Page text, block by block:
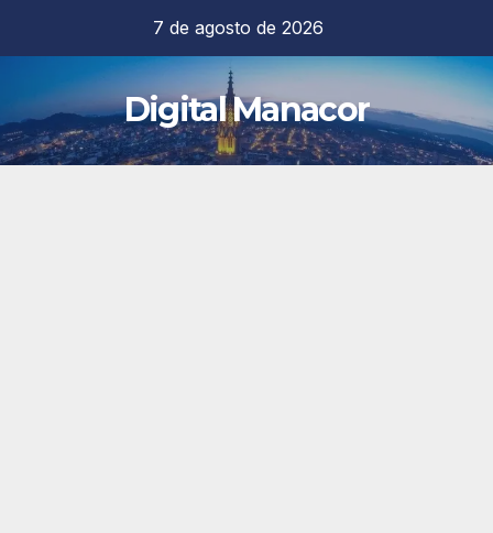
contenido
7 de agosto de 2026
Digital Manacor